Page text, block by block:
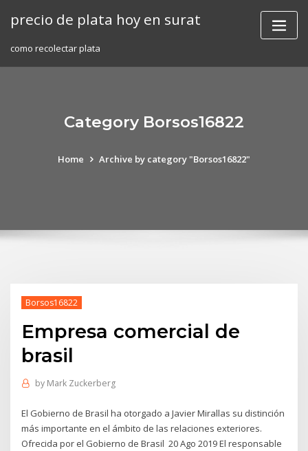
precio de plata hoy en surat
como recolectar plata
Category Borsos16822
Home Archive by category "Borsos16822"
Borsos16822
Empresa comercial de
brasil
by Mark Zuckerberg
El Gobierno de Brasil ha otorgado a Javier Mirallas su distinción
más importante en el ámbito de las relaciones exteriores.
Ofrecida por el Gobierno de Brasil 20 Ago 2019 El responsable